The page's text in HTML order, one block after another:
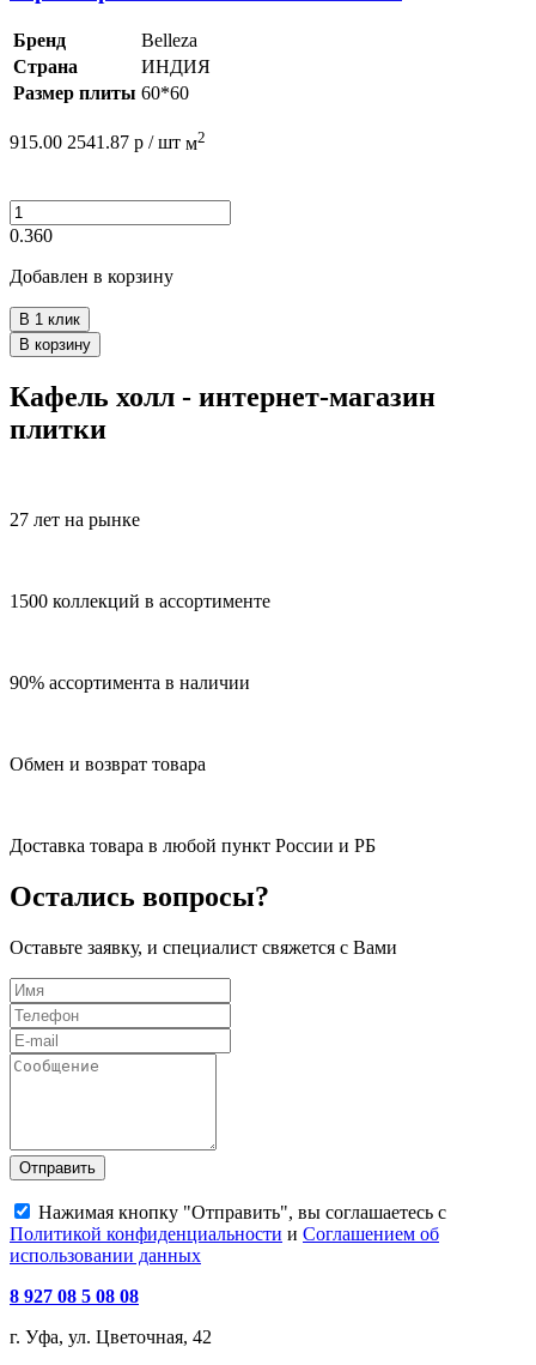
Бренд
Belleza
Страна
ИНДИЯ
Размер плиты 60*60
915.00 2541.87 р / шт м2
0.360
Добавлен в корзину
В 1 клик
В корзину
Кафель холл - интернет-магазин
плитки
27 лет на рынке
1500 коллекций в ассортименте
90% ассортимента в наличии
Обмен и возврат товара
Доставка товара в любой пункт России и РБ
Остались вопросы?
Оставьте заявку, и специалист свяжется с Вами
Отправить
Нажимая кнопку "Отправить", вы соглашаетесь с
Политикой конфиденциальности и Соглашением об
использовании данных
8 927 08 5 08 08
г. Уфа, ул. Цветочная, 42